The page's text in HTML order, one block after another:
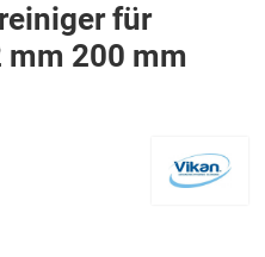
für
200 mm